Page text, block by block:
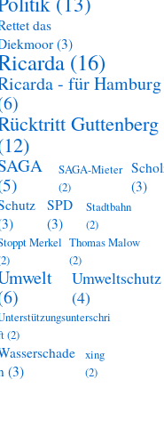
das
(3)
(16)
- für Hamburg
Guttenberg
SAGA-Mieter
(2)
(3)
SPD
(3)
Stadtbahn
(2)
Merkel Thomas Malow
(2)
Umweltschutz
(4)
(2)
(3)
xing
(2)